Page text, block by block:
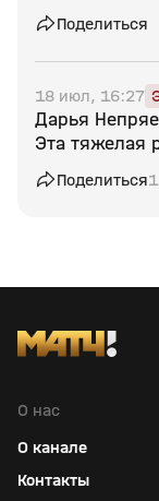
Поделиться
18 июл, 16:27
Дарья
Эта тяжелая
Поделиться1
О нас
О канале
Контакты